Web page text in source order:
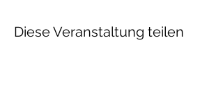
Diese Veranstaltung teilen